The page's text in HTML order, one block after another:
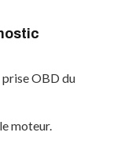
prise OBD du
moteur.